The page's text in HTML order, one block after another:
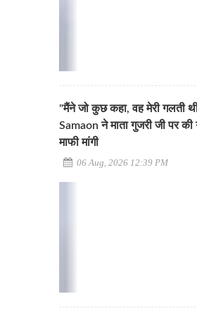
"मैंने जो कुछ कहा, वह मेरी गलती
Samaon ने माता गुजरी जी पर की
माफी मांगी
06 Aug, 2026 12:39 PM